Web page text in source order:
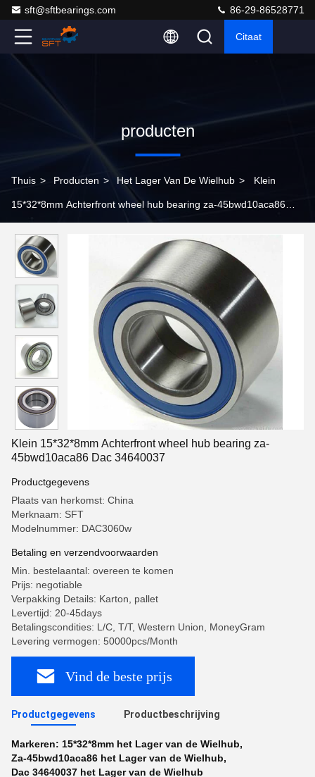
sft@sftbearings.com 86-29-86528771
Citaat
producten
Thuis > Producten > Het Lager Van De Wielhub > Klein
15*32*8mm Achterfront wheel hub bearing za-45bwd10aca86
Klein 15*32*8mm Achterfront wheel hub bearing za-
45bwd10aca86 Dac 34640037
Productgegevens
Plaats van herkomst: China
Merknaam: SFT
Modelnummer: DAC3060w
Betaling en verzendvoorwaarden
Min. bestelaantal: overeen te komen
Prijs: negotiable
Verpakking Details: Karton, pallet
Levertijd: 20-45days
Betalingscondities: L/C, T/T, Western Union, MoneyGram
Levering vermogen: 50000pcs/Month
Vind de beste prijs
Productgegevens Productbeschrijving
Markeren: 15*32*8mm het Lager van de Wielhub,
Za-45bwd10aca86 het Lager van de Wielhub,
Dac 34640037 het Lager van de Wielhub